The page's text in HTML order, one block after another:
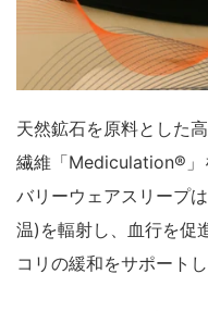
天然鉱石を原料とした
繊維「Mediculation®」
バリーウェアスリープ
温)を輻射し、血行を促
コリの緩和をサポートし